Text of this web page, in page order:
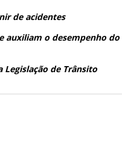
de acidentes
auxiliam o desempenho do
Legislação de Trânsito